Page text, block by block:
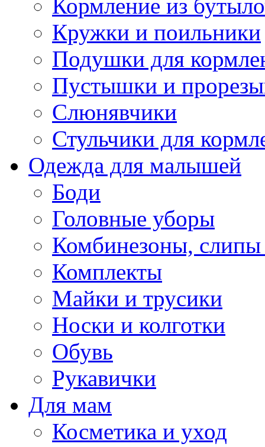
Кормление из
Кружки и поильники
Подушки для
Пустышки и
Слюнявчики
Стульчики для
Одежда для малышей
Боди
Головные уборы
Комбинезоны,
Комплекты
Майки и трусики
Носки и колготки
Обувь
Рукавички
Для мам
Косметика и уход